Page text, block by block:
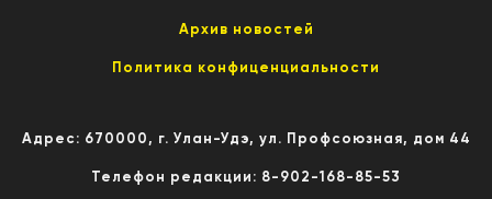
Архив новостей
Политика конфиценциальности
Адрес: 670000, г. Улан-Удэ, ул. Профсоюзная, дом 44
Телефон редакции: 8-902-168-85-53